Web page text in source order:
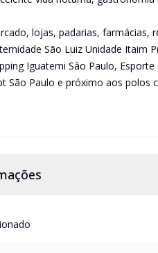
lojas, padarias, farmácias,
São Luiz Unidade Itaim
Iguatemi São Paulo,
São Paulo e próximo aos polos